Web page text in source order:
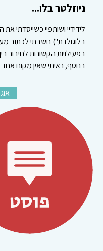
ניוזלטר בלו...
בלוגולדת") חשבתי לכתוב
בפעילויות הקשורות לחיבור
בנוסף, ראיתי שאין מקום